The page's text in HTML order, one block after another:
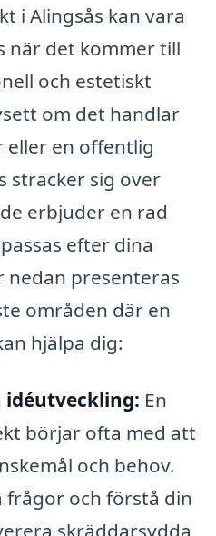
i Alingsås kan vara
när det kommer till
och estetiskt
om det handlar
en offentlig
sträcker sig över
erbjuder en rad
efter dina
nedan presenteras
områden där en
hjälpa dig:
idéutveckling: En
börjar ofta med att
och behov.
frågor och förstå din
skräddarsydda